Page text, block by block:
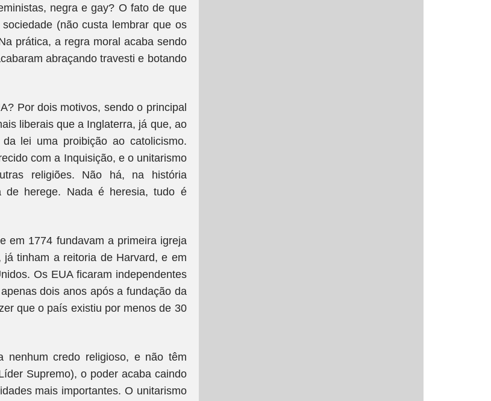
negra e gay? O fato de que
(não custa lembrar que os
prática, a regra moral acaba sendo
abraçando travesti e botando
Por dois motivos, sendo o principal
liberais que a Inglaterra, já que, ao
lei uma proibição ao catolicismo.
com a Inquisição, e o unitarismo
religiões. Não há, na história
de herege. Nada é heresia, tudo é
em 1774 fundavam a primeira igreja
tinham a reitoria de Harvard, e em
Os EUA ficaram independentes
dois anos após a fundação da
que o país existiu por menos de 30
nenhum credo religioso, e não têm
Supremo), o poder acaba caindo
mais importantes. O unitarismo